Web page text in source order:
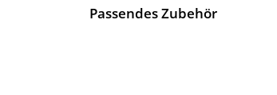
Passendes Zubehör